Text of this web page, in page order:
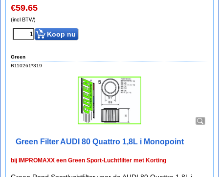
€59.65
(incl BTW)
Koop nu
Green
R110261*319
Green Filter AUDI 80 Quattro 1,8L i Monopoint
bij IMPROMAXX een Green Sport-Luchtfilter met Korting